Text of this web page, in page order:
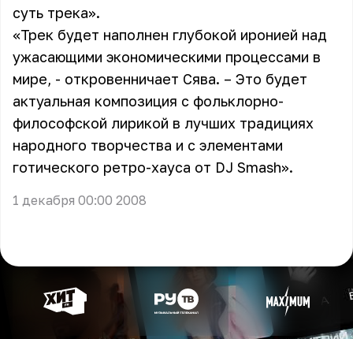
суть трека».
«Трек будет наполнен глубокой иронией над
ужасающими экономическими процессами в
мире, - откровенничает Сява. – Это будет
актуальная композиция с фольклорно-
философской лирикой в лучших традициях
народного творчества и с элементами
готического ретро-хауса от DJ Smash».
1 декабря 00:00 2008